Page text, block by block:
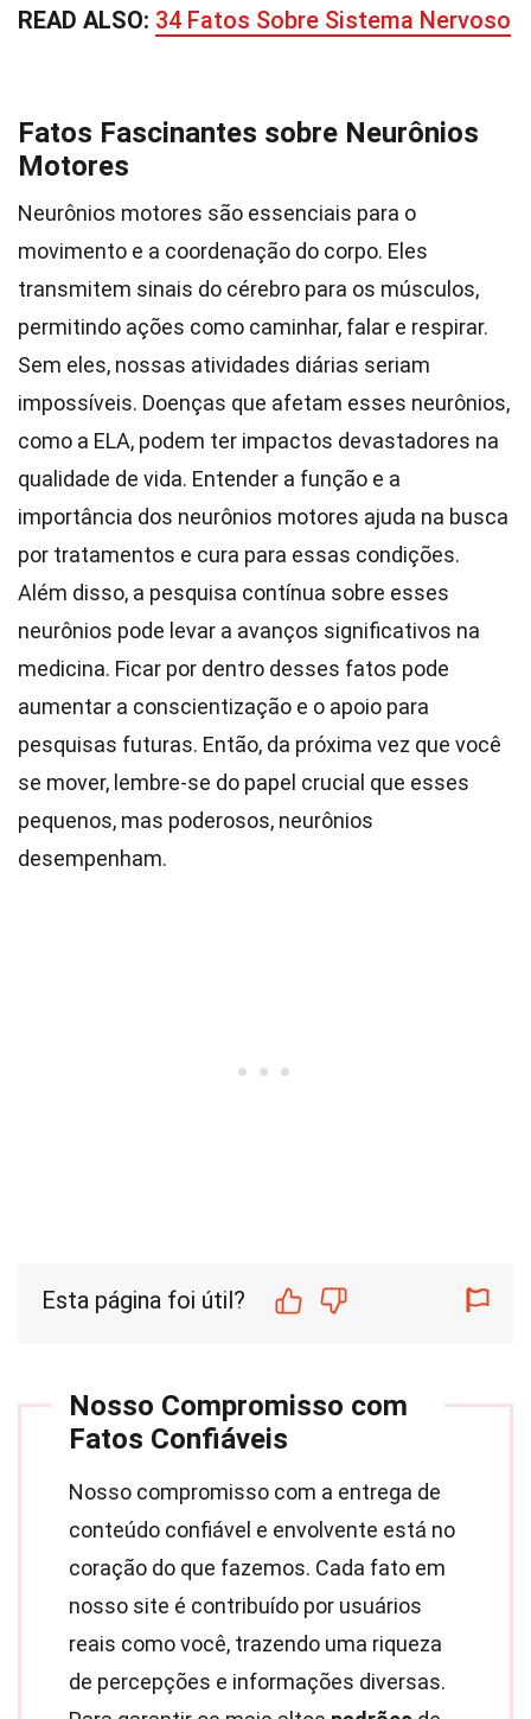
READ ALSO: 34 Fatos Sobre Sistema Nervoso
Fatos Fascinantes sobre Neurônios
Motores
Neurônios motores são essenciais para o
movimento e a coordenação do corpo. Eles
transmitem sinais do cérebro para os músculos,
permitindo ações como caminhar, falar e respirar.
Sem eles, nossas atividades diárias seriam
impossíveis. Doenças que afetam esses neurônios,
como a ELA, podem ter impactos devastadores na
qualidade de vida. Entender a função e a
importância dos neurônios motores ajuda na busca
por tratamentos e cura para essas condições.
Além disso, a pesquisa contínua sobre esses
neurônios pode levar a avanços significativos na
medicina. Ficar por dentro desses fatos pode
aumentar a conscientização e o apoio para
pesquisas futuras. Então, da próxima vez que você
se mover, lembre-se do papel crucial que esses
pequenos, mas poderosos, neurônios
desempenham.
Esta página foi útil?
Nosso Compromisso com
Fatos Confiáveis
Nosso compromisso com a entrega de
conteúdo confiável e envolvente está no
coração do que fazemos. Cada fato em
nosso site é contribuído por usuários
reais como você, trazendo uma riqueza
de percepções e informações diversas.